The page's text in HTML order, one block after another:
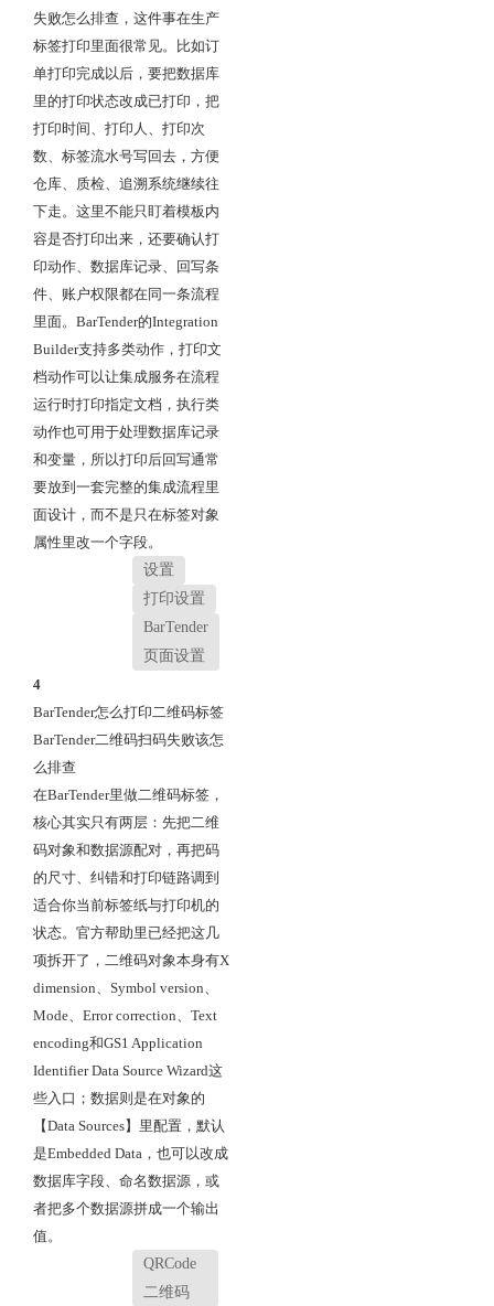
失败怎么排查，这件事在生产
标签打印里面很常见。比如订
单打印完成以后，要把数据库
里的打印状态改成已打印，把
打印时间、打印人、打印次
数、标签流水号写回去，方便
仓库、质检、追溯系统继续往
下走。这里不能只盯着模板内
容是否打印出来，还要确认打
印动作、数据库记录、回写条
件、账户权限都在同一条流程
里面。BarTender的Integration
Builder支持多类动作，打印文
档动作可以让集成服务在流程
运行时打印指定文档，执行类
动作也可用于处理数据库记录
和变量，所以打印后回写通常
要放到一套完整的集成流程里
面设计，而不是只在标签对象
属性里改一个字段。
设置
打印设置
BarTender
页面设置
4
BarTender怎么打印二维码标签
BarTender二维码扫码失败该怎
么排查
在BarTender里做二维码标签，
核心其实只有两层：先把二维
码对象和数据源配对，再把码
的尺寸、纠错和打印链路调到
适合你当前标签纸与打印机的
状态。官方帮助里已经把这几
项拆开了，二维码对象本身有X
dimension、Symbol version、
Mode、Error correction、Text
encoding和GS1 Application
Identifier Data Source Wizard这
些入口；数据则是在对象的
【Data Sources】里配置，默认
是Embedded Data，也可以改成
数据库字段、命名数据源，或
者把多个数据源拼成一个输出
值。
QRCode
二维码